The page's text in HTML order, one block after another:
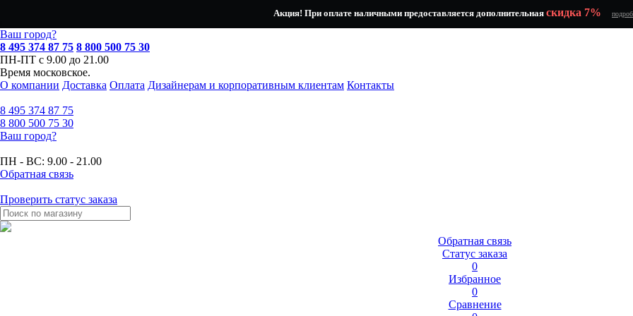
Акция! При оплате наличными предоставляется дополнительная скидка 7%
Ваш город?
8 495 374 87 75 8 800 500 75 30
ПН-ПТ с 9.00 до 21.00
Время московское.
О компании Доставка Оплата Дизайнерам и корпоративным клиентам Контакты
8 495 374 87 75
8 800 500 75 30
Ваш город?
ПН - ВС: 9.00 - 21.00
Обратная связь
Проверить статус заказа
Обратная связь
Статус заказа
0
Избранное
0
Сравнение